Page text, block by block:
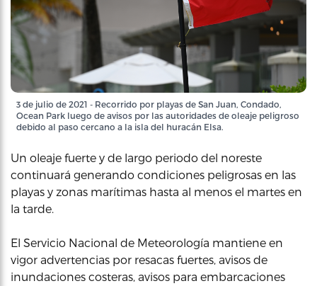
3 de julio de 2021 - Recorrido por playas de San Juan, Condado,
Ocean Park luego de avisos por las autoridades de oleaje peligroso
debido al paso cercano a la isla del huracán Elsa.
Un oleaje fuerte y de largo periodo del noreste
continuará generando condiciones peligrosas en las
playas y zonas marítimas hasta al menos el martes en
la tarde.
El Servicio Nacional de Meteorología mantiene en
vigor advertencias por resacas fuertes, avisos de
inundaciones costeras, avisos para embarcaciones